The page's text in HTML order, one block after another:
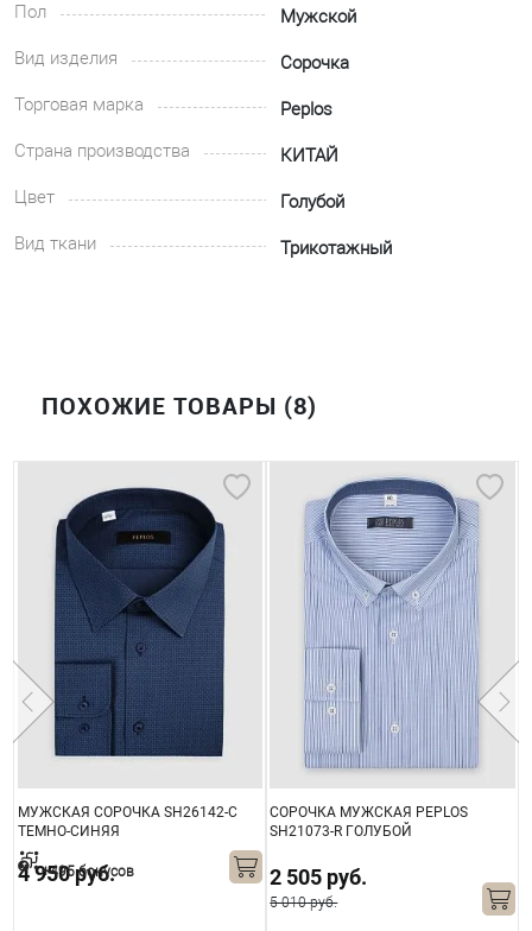
Пол
Мужской
Вид изделия
Сорочка
Торговая марка
Peplos
Страна производства
КИТАЙ
Цвет
Голубой
Вид ткани
Трикотажный
ПОХОЖИЕ ТОВАРЫ (8)
МУЖСКАЯ СОРОЧКА SH26142-C
ТЕМНО-СИНЯЯ
4 950 руб.
+495 бонусов
СОРОЧКА МУЖСКАЯ PEPLOS
SH21073-R ГОЛУБОЙ
2 505 руб.
5 010 руб.